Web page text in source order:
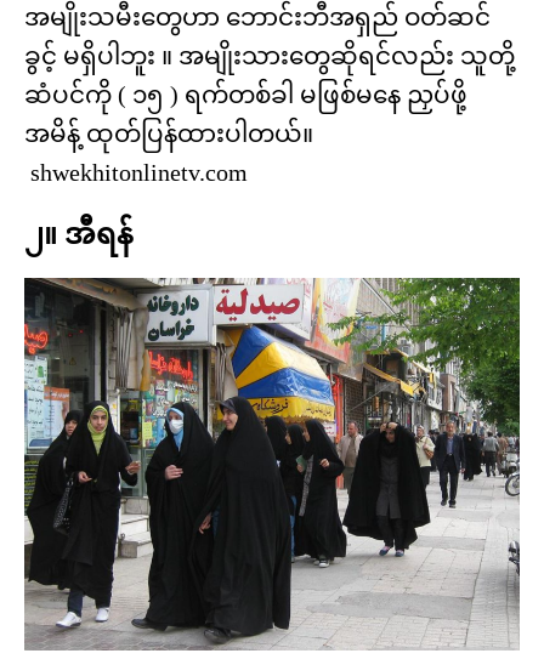
အမျိုးသမီးတွေဟာ ဘောင်းဘီအရှည် ဝတ်ဆင်
ခွင့် မရှိပါဘူး ။ အမျိုးသားတွေဆိုရင်လည်း သူတို့
ဆံပင်ကို ( ၁၅ ) ရက်တစ်ခါ မဖြစ်မနေ ညှပ်ဖို့
အမိန့် ထုတ်ပြန်ထားပါတယ်။
shwekhitonlinetv.com
၂။ အီရန်